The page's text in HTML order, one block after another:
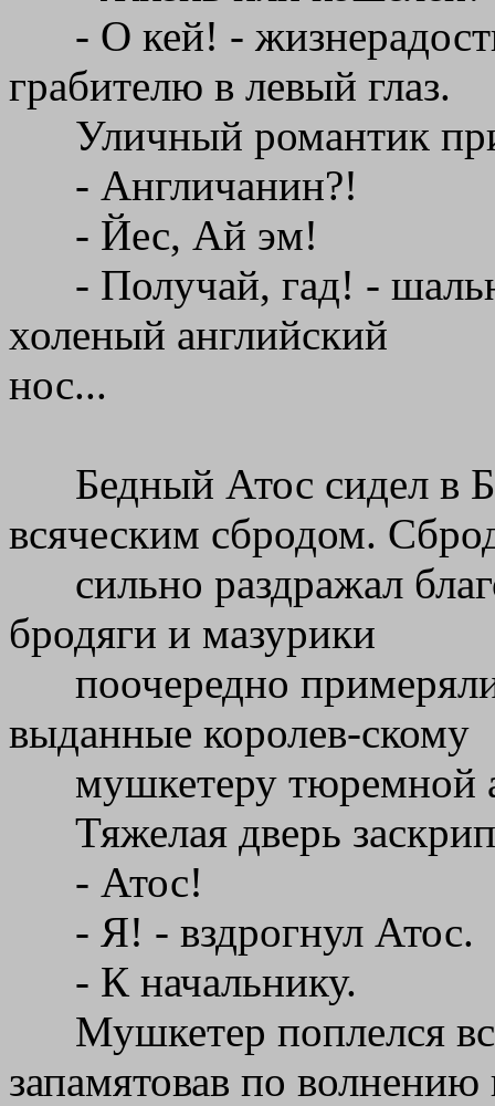
- О кей! -
грабителю в левый глаз.
Уличный романтик
- Англичанин?!
- Йес, Ай эм!
- Получай, гад! -
холеный английский
нос...
Бедный Атос сидел в
всяческим сбродом.
сильно раздражал
бродяги и мазурики
поочередно
выданные королев-скому
мушкетеру тюремной
Тяжелая дверь
- Атос!
- Я! - вздрогнул Атос.
- К начальнику.
Мушкетер поплелся
запамятовав по волнению